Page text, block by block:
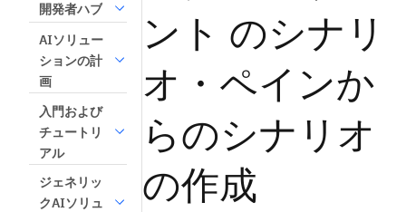
開発者ハブ
AIソリュー
ションの計
画
入門および
チュートリ
アル
ジェネリッ
クAIソリュ
ント のシナリ
オ・ペインか
らのシナリオ
の作成